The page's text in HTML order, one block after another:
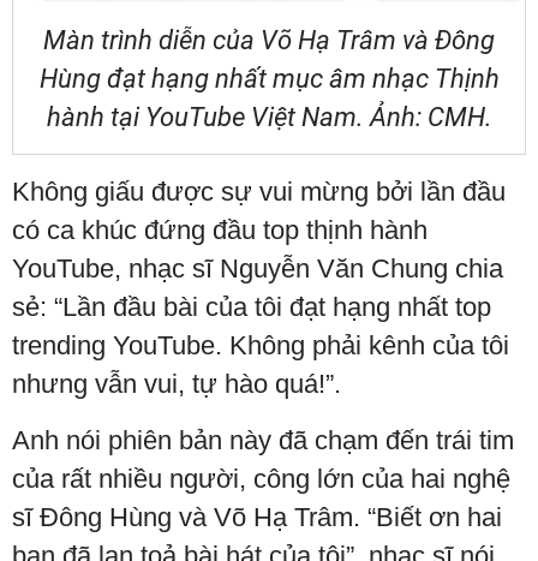
Màn trình diễn của Võ Hạ Trâm và Đông
Hùng đạt hạng nhất mục âm nhạc Thịnh
hành tại YouTube Việt Nam. Ảnh: CMH.
Không giấu được sự vui mừng bởi lần đầu
có ca khúc đứng đầu top thịnh hành
YouTube, nhạc sĩ Nguyễn Văn Chung chia
sẻ: “Lần đầu bài của tôi đạt hạng nhất top
trending YouTube. Không phải kênh của tôi
nhưng vẫn vui, tự hào quá!”.
Anh nói phiên bản này đã chạm đến trái tim
của rất nhiều người, công lớn của hai nghệ
sĩ Đông Hùng và Võ Hạ Trâm. “Biết ơn hai